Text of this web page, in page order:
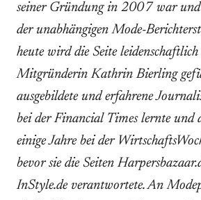
seiner Gründung in 2007 war
der unabhängigen Mode-
heute wird die Seite
Mitgründerin Kathrin Bierling
ausgebildete und erfahrene
bei der Financial Times lernte und
einige Jahre bei der
bevor sie die Seiten
InStyle.de verantwortete. An